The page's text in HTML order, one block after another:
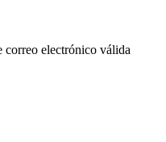
correo electrónico válida